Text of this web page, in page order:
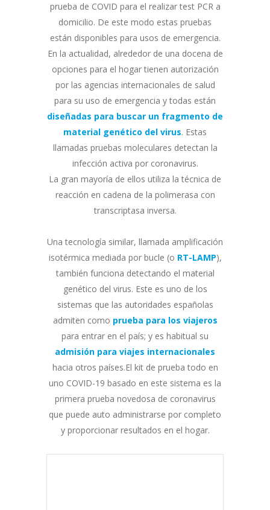
prueba de COVID para el realizar test PCR a
domicilio. De este modo estas pruebas
están disponibles para usos de emergencia.
En la actualidad, alrededor de una docena de
opciones para el hogar tienen autorización
por las agencias internacionales de salud
para su uso de emergencia y todas están
diseñadas para buscar un fragmento de
material genético del virus. Estas
llamadas pruebas moleculares detectan la
infección activa por coronavirus.
La gran mayoría de ellos utiliza la técnica de
reacción en cadena de la polimerasa con
transcriptasa inversa.
Una tecnología similar, llamada amplificación
isotérmica mediada por bucle (o RT-LAMP),
también funciona detectando el material
genético del virus. Este es uno de los
sistemas que las autoridades españolas
admiten como prueba para los viajeros
para entrar en el país; y es habitual su
admisión para viajes internacionales
hacia otros países.El kit de prueba todo en
uno COVID-19 basado en este sistema es la
primera prueba novedosa de coronavirus
que puede auto administrarse por completo
y proporcionar resultados en el hogar.